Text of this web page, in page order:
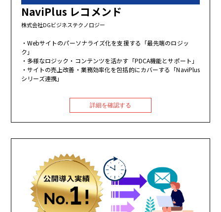
NaviPlus レコメンド
株式会社DGビジネステクノロジー
Webサイトのパーソナライズ化を支援する「最先端のロジッ
ク」
多様なロジック・コンテンツを活かす「PDCA機能とサポート」
サイトの売上改善・業務効率化を包括的にカバーする「NaviPlus
シリーズ連携」
詳細を確認する